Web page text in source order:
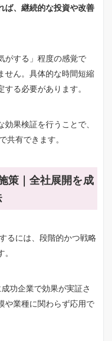
ば、継続的な投資や改善
がする」程度の感覚で
せん。具体的な時間短縮
る必要があります。
果検証を行うことで、
共有できます。
策｜全社展開を成
るには、段階的かつ戦略
功企業で効果が実証さ
や業種に関わらず応用で